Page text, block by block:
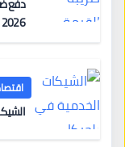
2026 بلجيكا